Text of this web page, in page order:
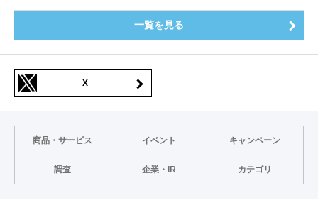
一覧を見る
X
商品・サービス イベント キャンペーン
調査 企業・IR カテゴリ